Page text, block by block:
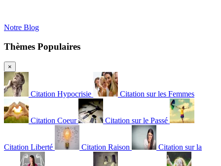
Notre Blog
Thèmes Populaires
×
Citation Hypocrisie Citation sur les Femmes
Citation Coeur Citation sur le Passé
Citation Liberté Citation Raison Citation sur la